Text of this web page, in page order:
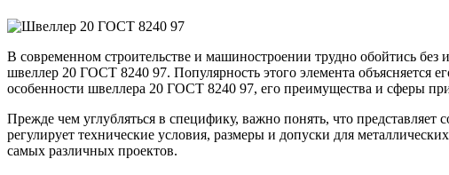
Качественные стали
В современном строительстве и машиностроении трудно обойтись
швеллер 20 ГОСТ 8240 97. Популярность этого элемента объясняется
особенности швеллера 20 ГОСТ 8240 97, его преимущества и сферы
Прежде чем углубляться в специфику, важно понять, что
регулирует технические условия, размеры и допуски для
самых различных проектов.